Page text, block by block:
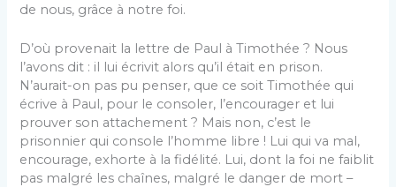
de nous, grâce à notre foi.
D’où provenait la lettre de Paul à Timothée ? Nous
l’avons dit : il lui écrivit alors qu’il était en prison.
N’aurait-on pas pu penser, que ce soit Timothée qui
écrive à Paul, pour le consoler, l’encourager et lui
prouver son attachement ? Mais non, c’est le
prisonnier qui console l’homme libre ! Lui qui va mal,
encourage, exhorte à la fidélité. Lui, dont la foi ne faiblit
pas malgré les chaînes, malgré le danger de mort –